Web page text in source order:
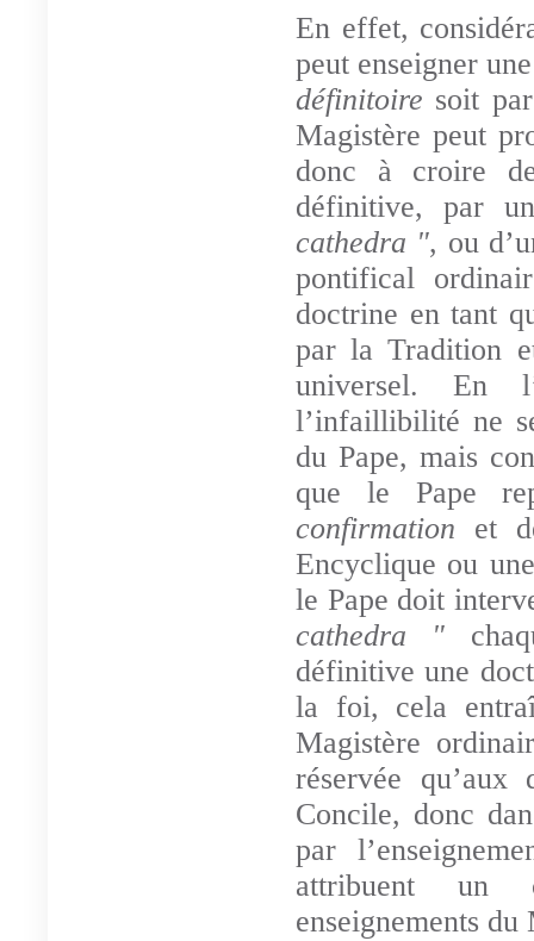
En effet,
peut enseigner
définitoire soit
Magistère peut
donc à croire
définitive, par
cathedra ", ou
pontifical
doctrine en tant
par la Tradition
universel. En
l’infaillibilité ne
du Pape, mais
que le Pape
confirmation et
Encyclique ou
le Pape doit
cathedra "
définitive une
la foi, cela
Magistère
réservée
Concile, donc
par
attribuent un
enseignements